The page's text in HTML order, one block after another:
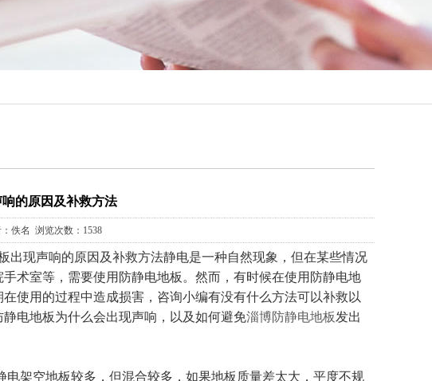
的原因及补救方法
佚名 浏览次数：1538
现声响的原因及补救方法静电是一种自然现象，但在某些情况
术室等，需要使用防静电地板。然而，有时候在使用防静电地
使用的过程中造成损害，咨询小编有没有什么方法可以补救以
电地板为什么会出现声响，以及如何避免淄博防静电地板发出
架空地板较多，但混合较多，如果地板质量差太大，平度不规